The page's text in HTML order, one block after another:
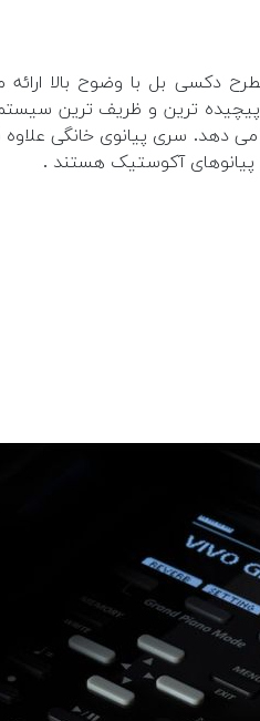
پیانوهای آکوستیک هستند .